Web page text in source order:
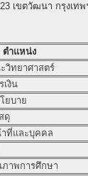
เขตวัฒนา กรุงเทพ
ตำแหน่ง
วิทยาศาสตร์
งิน
ยบาย
ดุ
าที่และบุคคล
าพการศึกษา